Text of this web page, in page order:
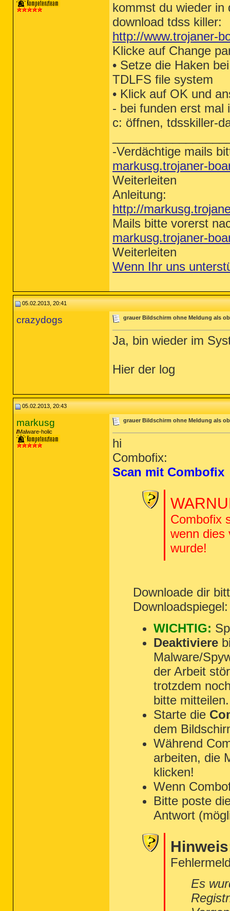
kommst du wieder in
download tdss killer:
http://www.trojaner-
Klicke auf Change
• Setze die Haken
TDLFS file system
• Klick auf OK und
- bei funden erst mal
c: öffnen, tdsskiller-
-Verdächtige mails
markusg.trojaner-
Weiterleiten
Anleitung:
http://
Mails bitte vorerst
markusg.trojaner-
Weiterleiten
Wenn Ihr uns
05.02.2013, 20:41
crazydogs grauer Bildschirm ohne Meldung als
Ja, bin wieder im
Hier der log
05.02.2013, 20:43
markusg
Malware-holic
grauer Bildschirm ohne Meldung als
hi
Combofix:
Scan mit Combofix
Combofix
wenn dies
wurde!
Downloade dir
WICHTIG:
Deaktiviere
Malware/
der Arbeit
trotzdem
bitte mitteilen.
Starte die
dem
Während
arbeiten, die
klicken!
Wenn
Bitte poste
Antwort
Es